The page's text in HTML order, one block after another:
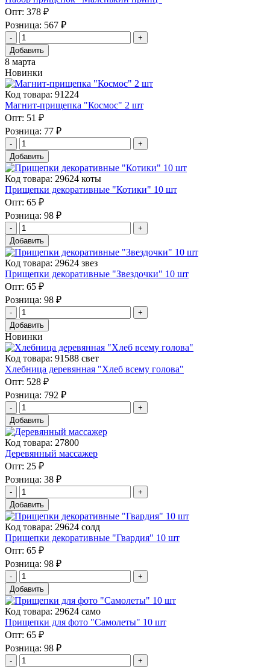
Опт: 378 ₽
Розница: 567 ₽
Добавить
8 марта
Новинки
Код товара: 91224
Магнит-прищепка "Космос" 2 шт
Опт: 51 ₽
Розница: 77 ₽
Добавить
Код товара: 29624 коты
Прищепки декоративные "Котики" 10 шт
Опт: 65 ₽
Розница: 98 ₽
Добавить
Код товара: 29624 звез
Прищепки декоративные "Звездочки" 10 шт
Опт: 65 ₽
Розница: 98 ₽
Добавить
Новинки
Код товара: 91588 свет
Хлебница деревянная "Хлеб всему голова"
Опт: 528 ₽
Розница: 792 ₽
Добавить
Код товара: 27800
Деревянный массажер
Опт: 25 ₽
Розница: 38 ₽
Добавить
Код товара: 29624 солд
Прищепки декоративные "Гвардия" 10 шт
Опт: 65 ₽
Розница: 98 ₽
Добавить
Код товара: 29624 само
Прищепки для фото "Самолеты" 10 шт
Опт: 65 ₽
Розница: 98 ₽